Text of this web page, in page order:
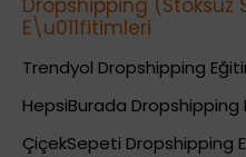
Dropshipping (Stoksuz
E\u011fitimleri
Trendyol Dropshipping
HepsiBurada Dropshipping
ÇiçekSepeti Dropshipping